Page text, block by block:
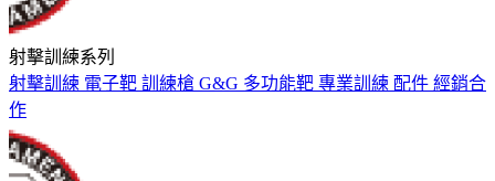
射擊訓練系列
射擊訓練 電子靶 訓練槍 G&G 多功能靶 專業訓練 配件 經銷合
作